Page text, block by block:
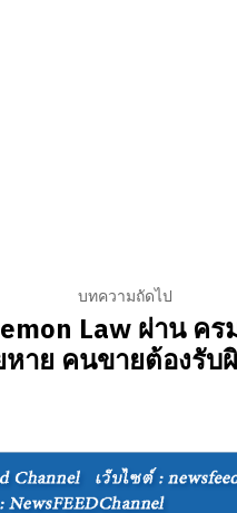
บทความถัดไป
Law ผ่าน ค
หาย คนขายต้องรั